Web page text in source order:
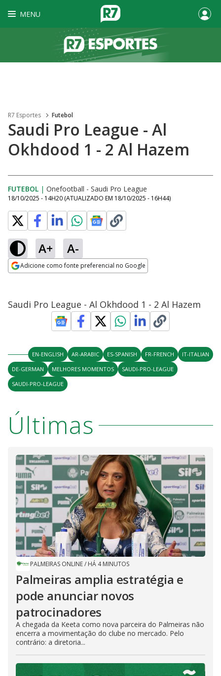
MENU
R7 Esportes Futebol
Saudi Pro League - Al
Okhdood 1 - 2 Al Hazem
FUTEBOL | Onefootball - Saudi Pro League
18/10/2025 - 14H20 (ATUALIZADO EM 18/10/2025 - 16H44)
A+ A-
Adicione como fonte preferencial no Google
Saudi Pro League - Al Okhdood 1 - 2 Al Hazem
EN-ENGLISH AR-ARABIC ES-SPANISH FR-FRENCH
IT-ITALIAN
DE-GERMAN
MELHORES MOMENTOS
SAUDI-PRO-LEAGUE
SAUDI-PRO-LEAGUE
Últimas
PALMEIRAS ONLINE/ HÁ 4 MINUTOS
Palmeiras amplia estratégia e
pode anunciar novos
patrocinadores
A chegada da Keeta como nova parceira do Palmeiras não
encerra a movimentação do clube no mercado. Pelo
contrário: a diretoria...